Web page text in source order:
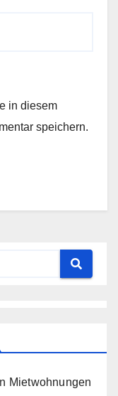
in diesem
speichern.
Mietwohnungen